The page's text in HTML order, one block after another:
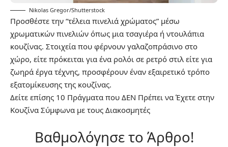
Nikolas Gregor/Shutterstock
Προσθέστε την “τέλεια πινελιά χρώματος” μέσω
χρωματικών πινελιών όπως μια τσαγιέρα ή ντουλάπια
κουζίνας. Στοιχεία που φέρνουν γαλαζοπράσινο στο
χώρο, είτε πρόκειται για ένα ρολόι σε ρετρό στιλ είτε για
ζωηρά έργα τέχνης, προσφέρουν έναν εξαιρετικό τρόπο
εξατομίκευσης της κουζίνας.
Δείτε επίσης 10 Πράγματα που ΔΕΝ Πρέπει να Έχετε στην
Κουζίνα Σύμφωνα με τους Διακοσμητές
Βαθμολόγησε το Άρθρο!